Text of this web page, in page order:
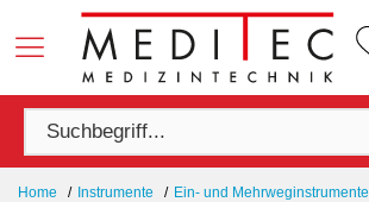
Home Instrumente Ein- und Mehrweginstrumente